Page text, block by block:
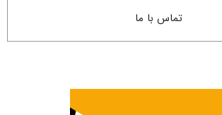
تماس با ما